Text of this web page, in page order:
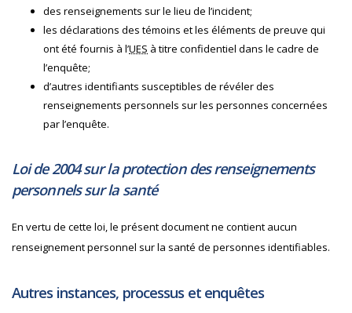
des renseignements sur le lieu de l’incident;
les déclarations des témoins et les éléments de preuve qui
ont été fournis à l’UES à titre confidentiel dans le cadre de
l’enquête;
d’autres identifiants susceptibles de révéler des
renseignements personnels sur les personnes concernées
par l’enquête.
Loi de 2004 sur la protection des renseignements
personnels sur la santé
En vertu de cette loi, le présent document ne contient aucun
renseignement personnel sur la santé de personnes identifiables.
Autres instances, processus et enquêtes